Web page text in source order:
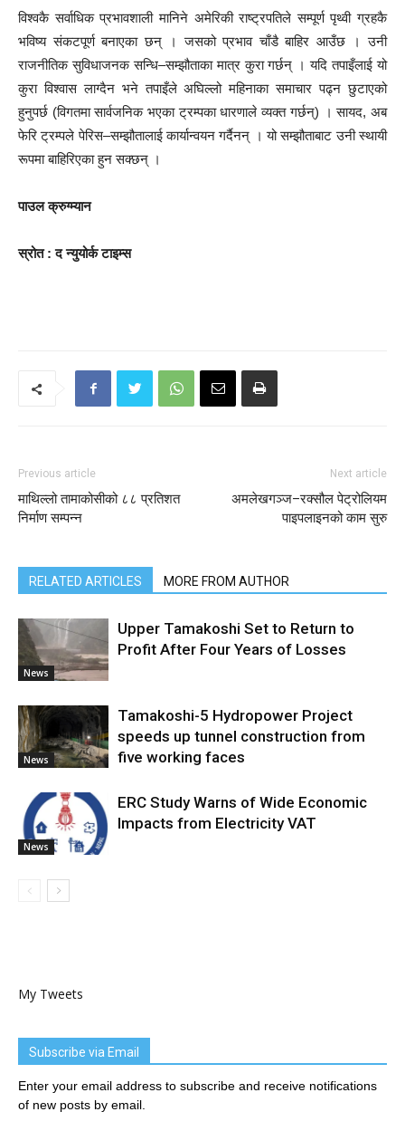
विश्वकै सर्वाधिक प्रभावशाली मानिने अमेरिकी राष्ट्रपतिले सम्पूर्ण पृथ्वी ग्रहकै
भविष्य संकटपूर्ण बनाएका छन् । जसको प्रभाव चाँडै बाहिर आउँछ । उनी
राजनीतिक सुविधाजनक सन्धि–सम्झौताका मात्र कुरा गर्छन् । यदि तपाइँलाई यो
कुरा विश्वास लाग्दैन भने तपाइँले अघिल्लो महिनाका समाचार पढ्न छुटाएको
हुनुपर्छ (विगतमा सार्वजनिक भएका ट्रम्पका धारणाले व्यक्त गर्छन्) । सायद, अब
फेरि ट्रम्पले पेरिस–सम्झौतालाई कार्यान्वयन गर्दैनन् । यो सम्झौताबाट उनी स्थायी
रूपमा बाहिरिएका हुन सक्छन् ।
पाउल क्रुग्म्यान
स्रोत : द न्युयोर्क टाइम्स
Previous article
माथिल्लो तामाकोसीको ८८ प्रतिशत
निर्माण सम्पन्न
Next article
अमलेखगञ्ज–रक्सौल पेट्रोलियम
पाइपलाइनको काम सुरु
RELATED ARTICLES MORE FROM AUTHOR
News
Upper Tamakoshi Set to Return to
Profit After Four Years of Losses
News
Tamakoshi-5 Hydropower Project
speeds up tunnel construction from
five working faces
News
ERC Study Warns of Wide Economic
Impacts from Electricity VAT
My Tweets
Subscribe via Email
Enter your email address to subscribe and receive notifications
of new posts by email.